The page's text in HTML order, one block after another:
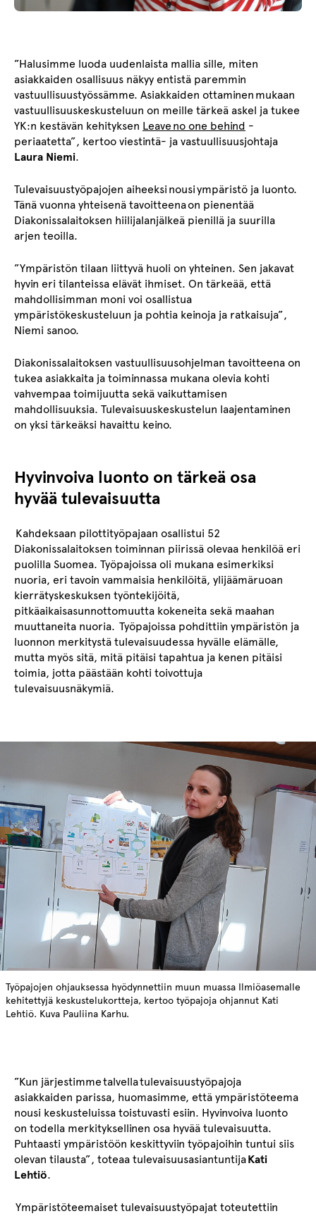
”Halusimme luoda uudenlaista mallia sille, miten
asiakkaiden osallisuus näkyy entistä paremmin
vastuullisuustyössämme. Asiakkaiden ottaminen mukaan
vastuullisuuskeskusteluun on meille tärkeä askel ja tukee
YK:n kestävän kehityksen Leave no one behind -
periaatetta”, kertoo viestintä- ja vastuullisuusjohtaja
Laura Niemi.
Tulevaisuustyöpajojen aiheeksi nousi ympäristö ja luonto.
Tänä vuonna yhteisenä tavoitteena on pienentää
Diakonissalaitoksen hiilijalanjälkeä pienillä ja suurilla
arjen teoilla.
”Ympäristön tilaan liittyvä huoli on yhteinen. Sen jakavat
hyvin eri tilanteissa elävät ihmiset. On tärkeää, että
mahdollisimman moni voi osallistua
ympäristökeskusteluun ja pohtia keinoja ja ratkaisuja”,
Niemi sanoo.
Diakonissalaitoksen vastuullisuusohjelman tavoitteena on
tukea asiakkaita ja toiminnassa mukana olevia kohti
vahvempaa toimijuutta sekä vaikuttamisen
mahdollisuuksia. Tulevaisuuskeskustelun laajentaminen
on yksi tärkeäksi havaittu keino.
Hyvinvoiva luonto on tärkeä osa
hyvää tulevaisuutta
Kahdeksaan pilottityöpajaan osallistui 52
Diakonissalaitoksen toiminnan piirissä olevaa henkilöä eri
puolilla Suomea. Työpajoissa oli mukana esimerkiksi
nuoria, eri tavoin vammaisia henkilöitä, ylijäämäruoan
kierrätyskeskuksen työntekijöitä,
pitkäaikaisasunnottomuutta kokeneita sekä maahan
muuttaneita nuoria. Työpajoissa pohdittiin ympäristön ja
luonnon merkitystä tulevaisuudessa hyvälle elämälle,
mutta myös sitä, mitä pitäisi tapahtua ja kenen pitäisi
toimia, jotta päästään kohti toivottuja
tulevaisuusnäkymiä.
Työpajojen ohjauksessa hyödynnettiin muun muassa Ilmiöasemalle
kehitettyjä keskustelukortteja, kertoo työpajoja ohjannut Kati
Lehtiö. Kuva Pauliina Karhu.
”Kun järjestimme talvella tulevaisuustyöpajoja
asiakkaiden parissa, huomasimme, että ympäristöteema
nousi keskusteluissa toistuvasti esiin. Hyvinvoiva luonto
on todella merkityksellinen osa hyvää tulevaisuutta.
Puhtaasti ympäristöön keskittyviin työpajoihin tuntui siis
olevan tilausta”, toteaa tulevaisuusasiantuntijaKati
Lehtiö.
Ympäristöteemaiset tulevaisuustyöpajat toteutettiin